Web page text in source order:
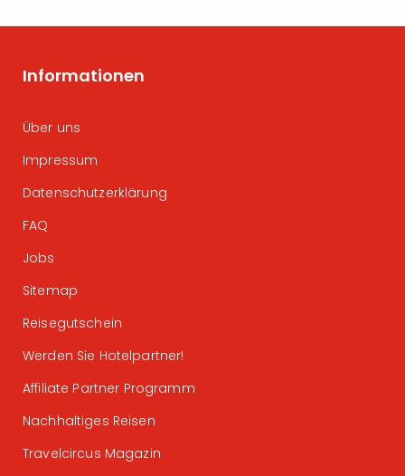
Informationen
Über uns
Impressum
Datenschutzerklärung
FAQ
Jobs
Sitemap
Reisegutschein
Werden Sie Hotelpartner!
Affiliate Partner Programm
Nachhaltiges Reisen
Travelcircus Magazin